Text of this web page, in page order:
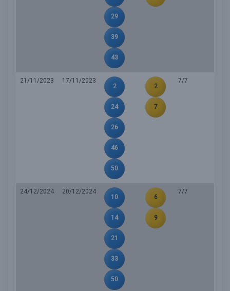
29
39
43
21/11/2023
17/11/2023
2
24
26
46
50
2
7
7/7
24/12/2024
20/12/2024
10
14
21
33
50
6
9
7/7